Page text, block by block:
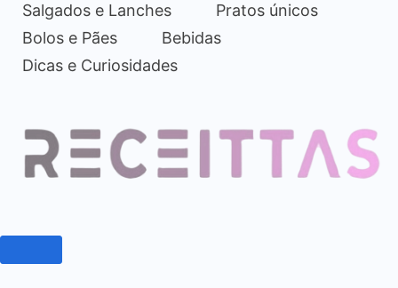
Salgados e Lanches
Pratos únicos
Bolos e Pães
Bebidas
Dicas e Curiosidades